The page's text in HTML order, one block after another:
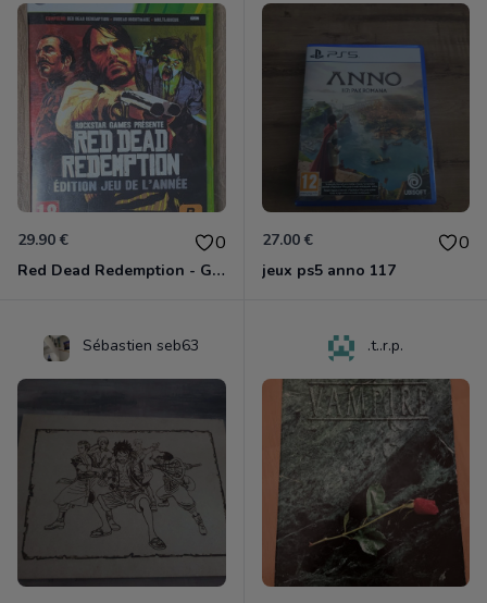
29.90 € 0
Red Dead Redemption - Game Of The Year Xbox 360
27.00 € 0
jeux ps5 anno 117
Sébastien seb63 .t..r.p.